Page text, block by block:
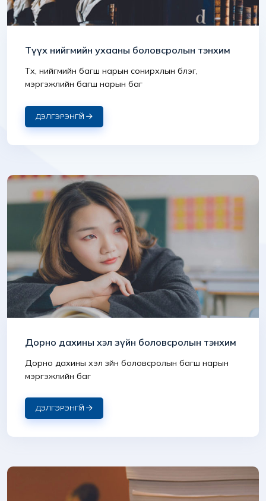
Түүх нийгмийн ухааны боловсролын тэнхим
Түүх, нийгмийн багш нарын сонирхлын бүлэг,
мэргэжлийн багш нарын баг
ДЭЛГЭРЭНГҮЙ
Дорно дахины хэл зүйн боловсролын тэнхим
Дорно дахины хэл зүйн боловсролын багш нарын
мэргэжлийн баг
ДЭЛГЭРЭНГҮЙ